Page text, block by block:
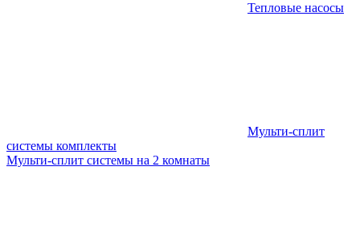
Тепловые насосы
Мульти-сплит
системы комплекты
Мульти-сплит системы на 2 комнаты